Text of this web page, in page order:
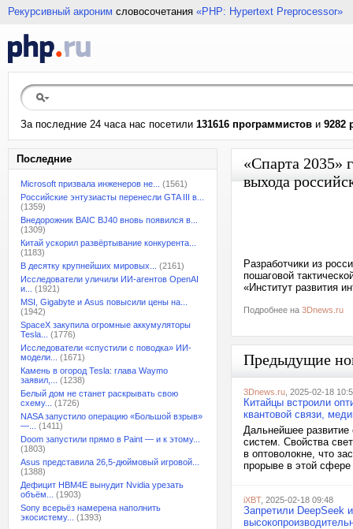
Рекурсивный акроним словосочетания «PHP: Hypertext Preprocessor»
За последние 24 часа нас посетили 131616 программистов и 9282
Последние
Microsoft призвала инженеров не...
(1561)
Российские энтузиасты перенесли GTA III в...
(1359)
Внедорожник BAIC BJ40 вновь появился в...
(1309)
Китай ускорил развёртывание конкурента...
(1183)
В десятку крупнейших мировых...
(2161)
Исследователи уличили ИИ-агентов OpenAI
и...
(1921)
MSI, Gigabyte и Asus повысили цены на...
(1942)
SpaceX закупила огромные аккумуляторы
Tesla...
(1776)
Исследователи «спустили с поводка» ИИ-
модели...
(1671)
Камень в огород Tesla: глава Waymo
заявил,...
(1238)
Белый дом не станет раскрывать свою
схему...
(1726)
NASA запустило операцию «Большой взрыв»
—...
(1411)
Doom запустили прямо в Paint — и к этому...
(1803)
Asus представила 26,5-дюймовый игровой...
(1388)
Дефицит HBM4E вынудит Nvidia урезать
объём...
(1903)
Sony всерьёз намерена наполнить
экосистему...
(1393)
«Спарта 2035»
выхода
Разработчики из
пошаговой
«Институт развития
Подробнее на 3Dnews.ru
Предыдущие
3Dnews.ru , 2025-02-18
Китайцы встроили
квантовой связи,
Дальнейшее развитие
систем. Свойства
в оптоволокне, что
прорыве в этой
iXBT, 2025-02-18 09:48
Запретили DeepSeek